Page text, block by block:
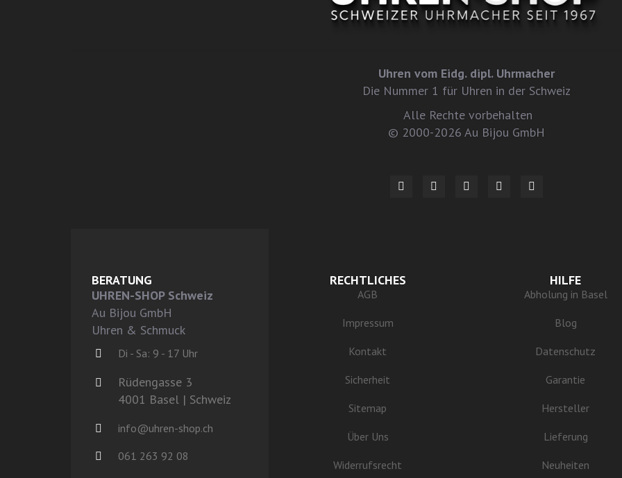
Uhren vom Eidg. dipl. Uhrmacher
Die Nummer 1 für Uhren in der Schweiz
Alle Rechte vorbehalten
© 2000-2026 Au Bijou GmbH
BERATUNG
UHREN-SHOP Schweiz
Au Bijou GmbH
Uhren & Schmuck
Di - Sa: 9 - 17 Uhr
Rüdengasse 3
4001 Basel | Schweiz
info@uhren-shop.ch
061 263 92 08
RECHTLICHES
AGB
Impressum
Kontakt
Sicherheit
Sitemap
Über Uns
Widerrufsrecht
HILFE
Abholung in Basel
Blog
Datenschutz
Garantie
Hersteller
Lieferung
Neuheiten